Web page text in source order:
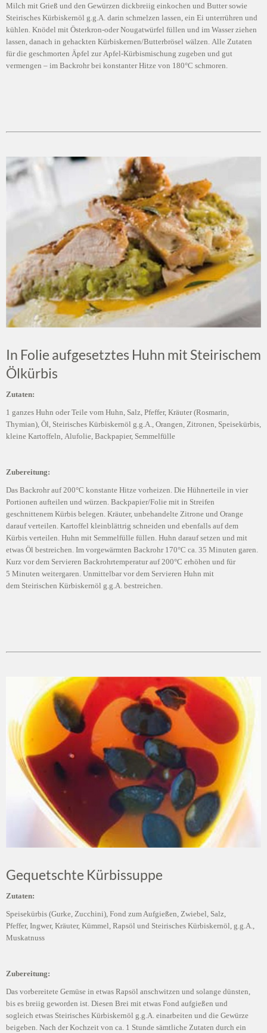
Milch mit Grieß und den Gewürzen dickbreiig einkochen und Butter sowie
Steirisches Kürbiskernöl g.g.A. darin schmelzen lassen, ein Ei unterrühren und
kühlen. Knödel mit Österkron-oder Nougatwürfel füllen und im Wasser ziehen
lassen, danach in gehackten Kürbiskernen/Butterbrösel wälzen. Alle Zutaten
für die geschmorten Äpfel zur Apfel-Kürbismischung zugeben und gut
vermengen – im Backrohr bei konstanter Hitze von 180°C schmoren.
In Folie aufgesetztes Huhn mit Steirischem
Ölkürbis
Zutaten:
1 ganzes Huhn oder Teile vom Huhn, Salz, Pfeffer, Kräuter (Rosmarin,
Thymian), Öl, Steirisches Kürbiskernöl g.g.A., Orangen, Zitronen, Speisekürbis,
kleine Kartoffeln, Alufolie, Backpapier, Semmelfülle
Zubereitung:
Das Backrohr auf 200°C konstante Hitze vorheizen. Die Hühnerteile in vier
Portionen aufteilen und würzen. Backpapier/Folie mit in Streifen
geschnittenem Kürbis belegen. Kräuter, unbehandelte Zitrone und Orange
darauf verteilen. Kartoffel kleinblättrig schneiden und ebenfalls auf dem
Kürbis verteilen. Huhn mit Semmelfülle füllen. Huhn darauf setzen und mit
etwas Öl bestreichen. Im vorgewärmten Backrohr 170°C ca. 35 Minuten garen.
Kurz vor dem Servieren Backrohrtemperatur auf 200°C erhöhen und für
5 Minuten weitergaren. Unmittelbar vor dem Servieren Huhn mit
dem Steirischen Kürbiskernöl g.g.A. bestreichen.
Gequetschte Kürbissuppe
Zutaten:
Speisekürbis (Gurke, Zucchini), Fond zum Aufgießen, Zwiebel, Salz,
Pfeffer, Ingwer, Kräuter, Kümmel, Rapsöl und Steirisches Kürbiskernöl, g.g.A.,
Muskatnuss
Zubereitung:
Das vorbereitete Gemüse in etwas Rapsöl anschwitzen und solange dünsten,
bis es breiig geworden ist. Diesen Brei mit etwas Fond aufgießen und
sogleich etwas Steirisches Kürbiskernöl g.g.A. einarbeiten und die Gewürze
beigeben. Nach der Kochzeit von ca. 1 Stunde sämtliche Zutaten durch ein